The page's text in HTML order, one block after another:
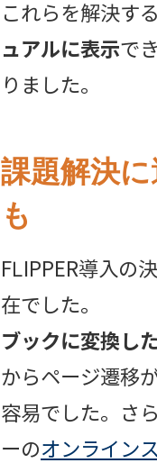
これらを解決す
ュアルに表示で
りました。
課題解決
も
FLIPPER導入の
在でした。
ブックに変換し
からページ遷移
容易でした。さ
ーのオンライン